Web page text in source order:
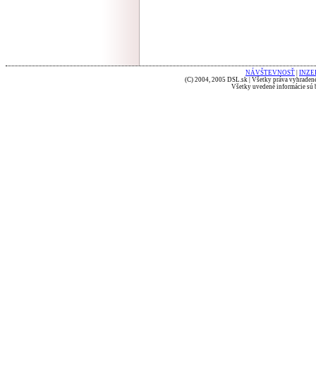
NÁVŠTEVNOSŤ
(C) 2004, 2005 DSL.sk | Všetky práva
Všetky uvedené informácie sú